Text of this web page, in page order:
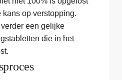
op verstopping.
een gelijke
die in het